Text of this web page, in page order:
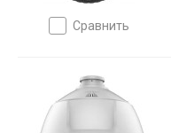
сравнить